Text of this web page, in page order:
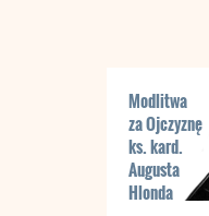
Modlitwa
za Ojczyznę
ks. kard.
Augusta
Hlonda